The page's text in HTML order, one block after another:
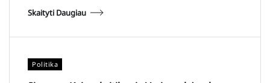
Skaityti Daugiau
Politika